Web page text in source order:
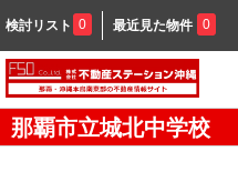
検討リスト 0 最近見た物件 0
那覇市立城北中学校